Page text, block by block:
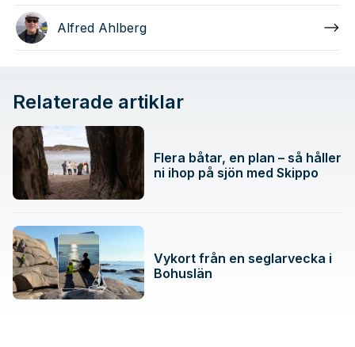
Alfred Ahlberg
Relaterade artiklar
Flera båtar, en plan – så håller
ni ihop på sjön med Skippo
Vykort från en seglarvecka i
Bohuslän